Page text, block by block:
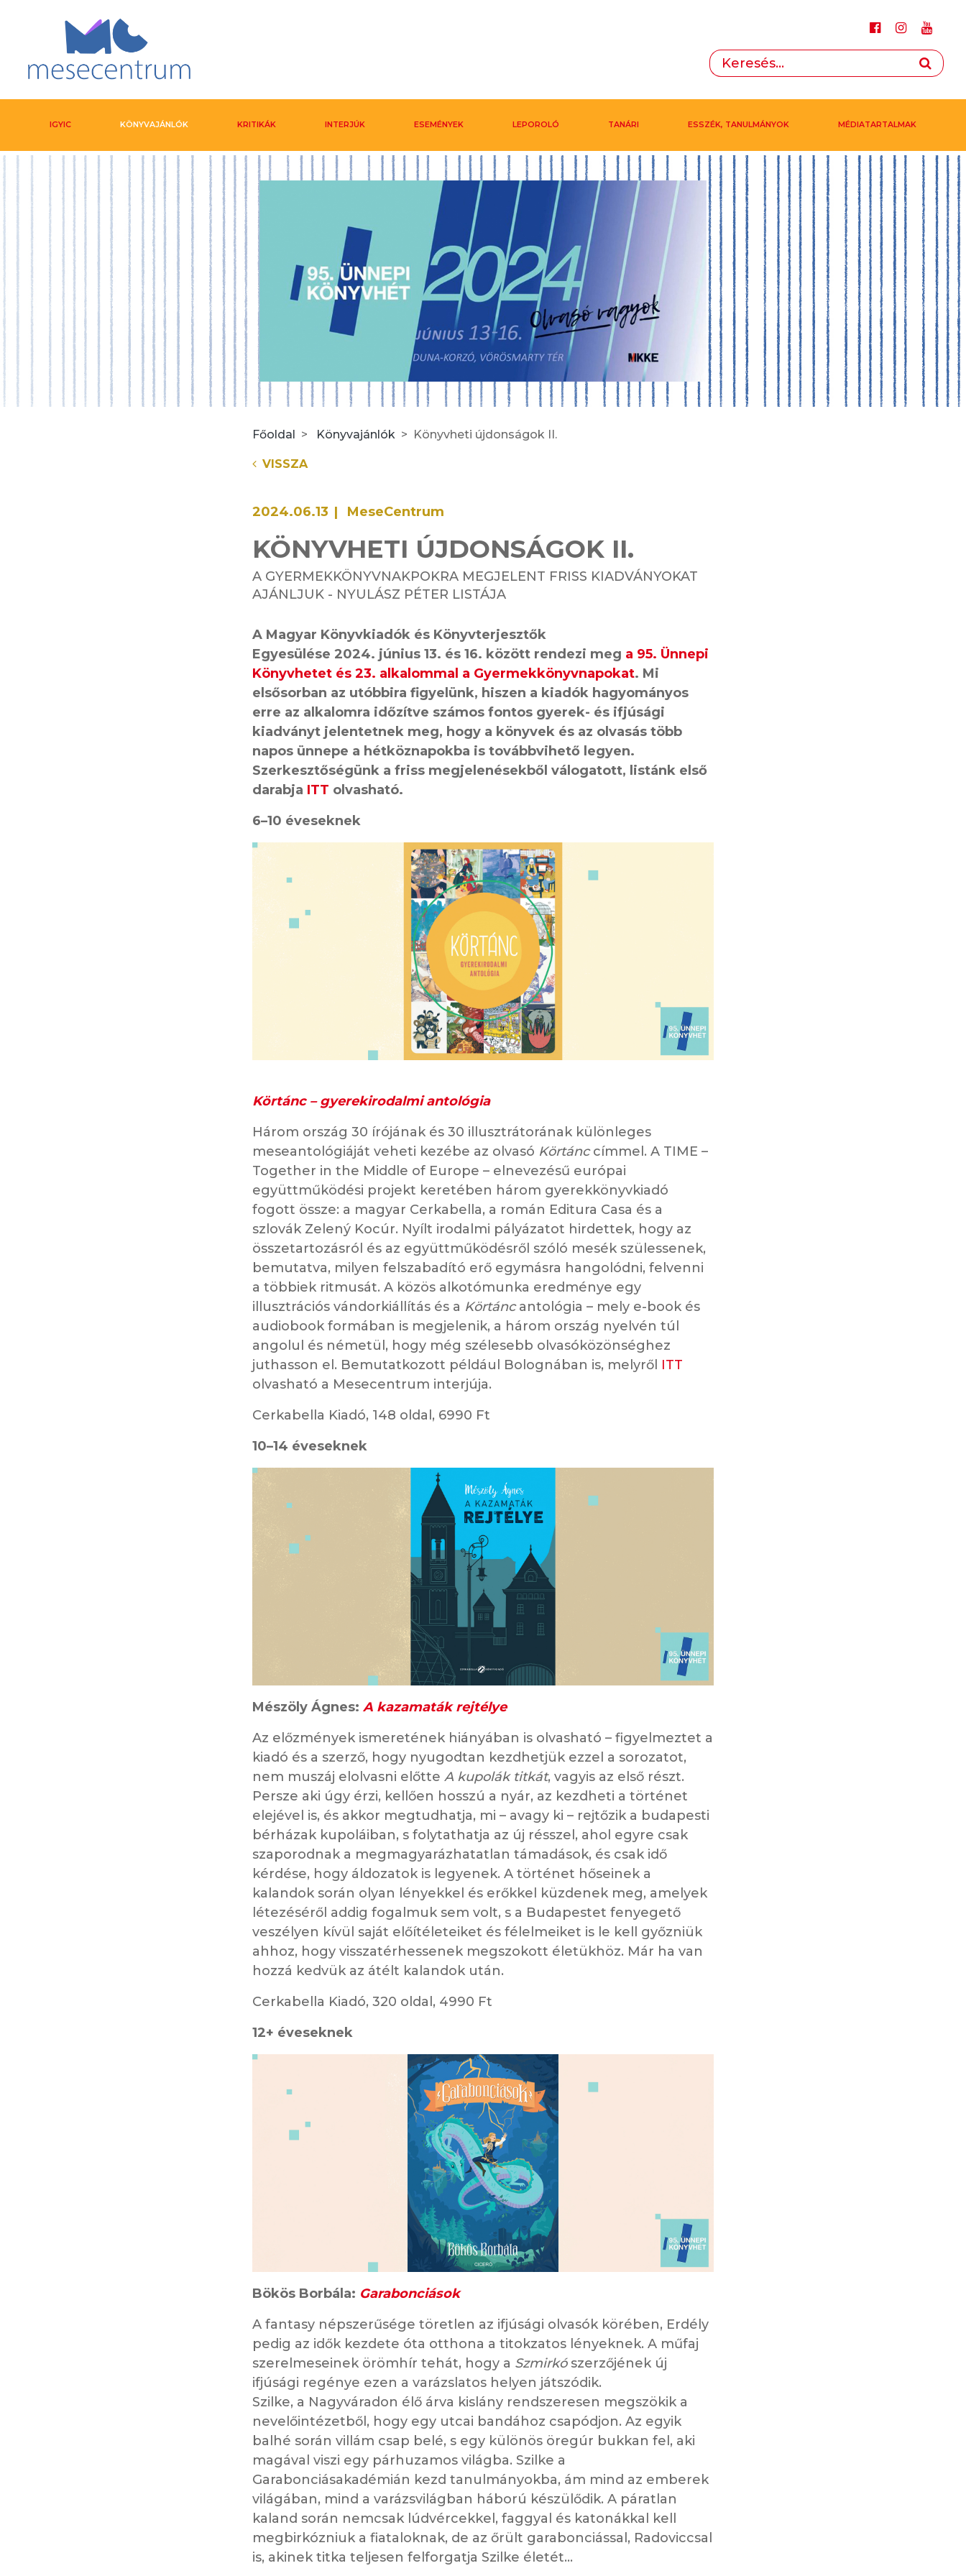
IGYIC KÖNYVAJÁNLÓK KRITIKÁK INTERJÚK ESEMÉNYEK LEPOROLÓ TANÁRI ESSZÉK, TANULMÁNYOK MÉDIATARTALMAK
Főoldal Könyvajánlók Könyvheti újdonságok II.
VISSZA
2024.06.13 MeseCentrum
KÖNYVHETI ÚJDONSÁGOK II.
A GYERMEKKÖNYVNAKPOKRA MEGJELENT FRISS KIADVÁNYOKAT
AJÁNLJUK - NYULÁSZ PÉTER LISTÁJA
A Magyar Könyvkiadók és Könyvterjesztők
Egyesülése 2024. június 13. és 16. között rendezi meg a 95. Ünnepi
Könyvhetet és 23. alkalommal a Gyermekkönyvnapokat. Mi
elsősorban az utóbbira figyelünk, hiszen a kiadók hagyományos
erre az alkalomra időzítve számos fontos gyerek- és ifjúsági
kiadványt jelentetnek meg, hogy a könyvek és az olvasás több
napos ünnepe a hétköznapokba is továbbvihető legyen.
Szerkesztőségünk a friss megjelenésekből válogatott, listánk első
darabja ITT olvasható.
6–10 éveseknek
Körtánc – gyerekirodalmi antológia
Három ország 30 írójának és 30 illusztrátorának különleges
meseantológiáját veheti kezébe az olvasó Körtánccímmel. A TIME –
Together in the Middle of Europe – elnevezésű európai
együttműködési projekt keretében három gyerekkönyvkiadó
fogott össze: a magyar Cerkabella, a román Editura Casa és a
szlovák Zelený Kocúr. Nyílt irodalmi pályázatot hirdettek, hogy az
összetartozásról és az együttműködésről szóló mesék szülessenek,
bemutatva, milyen felszabadító erő egymásra hangolódni, felvenni
a többiek ritmusát. A közös alkotómunka eredménye egy
illusztrációs vándorkiállítás és a Körtáncantológia – mely e-book és
audiobook formában is megjelenik, a három ország nyelvén túl
angolul és németül, hogy még szélesebb olvasóközönséghez
juthasson el. Bemutatkozott például Bolognában is, melyről ITT
olvasható a Mesecentrum interjúja.
Cerkabella Kiadó, 148 oldal, 6990 Ft
10–14 éveseknek
Mészöly Ágnes: A kazamaták rejtélye
Az előzmények ismeretének hiányában is olvasható – figyelmeztet a
kiadó és a szerző, hogy nyugodtan kezdhetjük ezzel a sorozatot,
nem muszáj elolvasni előtte A kupolák titkát, vagyis az első részt.
Persze aki úgy érzi, kellően hosszú a nyár, az kezdheti a történet
elejével is, és akkor megtudhatja, mi – avagy ki – rejtőzik a budapesti
bérházak kupoláiban, s folytathatja az új résszel, ahol egyre csak
szaporodnak a megmagyarázhatatlan támadások, és csak idő
kérdése, hogy áldozatok is legyenek. A történet hőseinek a
kalandok során olyan lényekkel és erőkkel küzdenek meg, amelyek
létezéséről addig fogalmuk sem volt, s a Budapestet fenyegető
veszélyen kívül saját előítéleteiket és félelmeiket is le kell győzniük
ahhoz, hogy visszatérhessenek megszokott életükhöz. Már ha van
hozzá kedvük az átélt kalandok után.
Cerkabella Kiadó, 320 oldal, 4990 Ft
12+ éveseknek
Bökös Borbála: Garabonciások
A fantasy népszerűsége töretlen az ifjúsági olvasók körében, Erdély
pedig az idők kezdete óta otthona a titokzatos lényeknek. A műfaj
szerelmeseinek örömhír tehát, hogy a Szmirkószerzőjének új
ifjúsági regénye ezen a varázslatos helyen játszódik.
Szilke, a Nagyváradon élő árva kislány rendszeresen megszökik a
nevelőintézetből, hogy egy utcai bandához csapódjon. Az egyik
balhé során villám csap belé, s egy különös öregúr bukkan fel, aki
magával viszi egy párhuzamos világba. Szilke a
Garabonciásakadémián kezd tanulmányokba, ám mind az emberek
világában, mind a varázsvilágban háború készülődik. A páratlan
kaland során nemcsak lúdvércekkel, faggyal és katonákkal kell
megbirkózniuk a fiataloknak, de az őrült garabonciással, Radoviccsal
is, akinek titka teljesen felforgatja Szilke életét...